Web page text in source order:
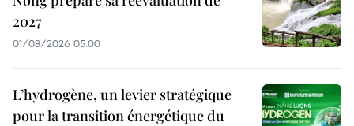
2027
01/08/2026 05:00
L’hydrogène, un levier stratégique
pour la transition énergétique du